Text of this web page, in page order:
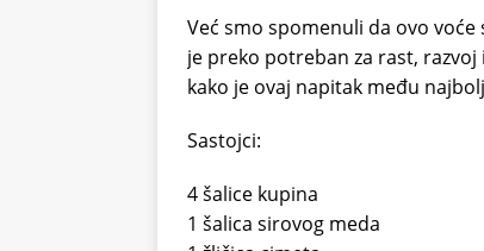
Već smo spomenuli da ovo
je preko potreban za rast,
kako je ovaj napitak među
Sastojci:
4 šalice kupina
1 šalica sirovog meda